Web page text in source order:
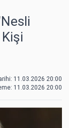
11.03.2026 20:00
11.03.2026 20:00